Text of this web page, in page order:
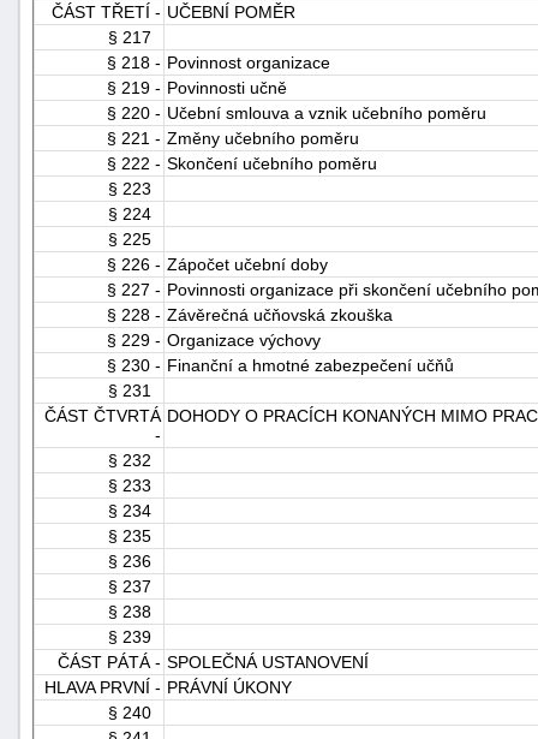
ČÁST TŘETÍ - UČEBNÍ POMĚR
§ 217
§ 218 - Povinnost organizace
§ 219 - Povinnosti učně
§ 220 - Učební smlouva a vznik učebního poměru
§ 221 - Změny učebního poměru
§ 222 - Skončení učebního poměru
§ 223
§ 224
§ 225
§ 226 - Zápočet učební doby
§ 227 - Povinnosti organizace při skončení učebního
§ 228 - Závěrečná učňovská zkouška
§ 229 - Organizace výchovy
§ 230 - Finanční a hmotné zabezpečení učňů
§ 231
ČÁST ČTVRTÁ
-
DOHODY O PRACÍCH KONANÝCH MIMO
§ 232
§ 233
§ 234
§ 235
§ 236
§ 237
§ 238
§ 239
ČÁST PÁTÁ - SPOLEČNÁ USTANOVENÍ
HLAVA PRVNÍ - PRÁVNÍ ÚKONY
§ 240